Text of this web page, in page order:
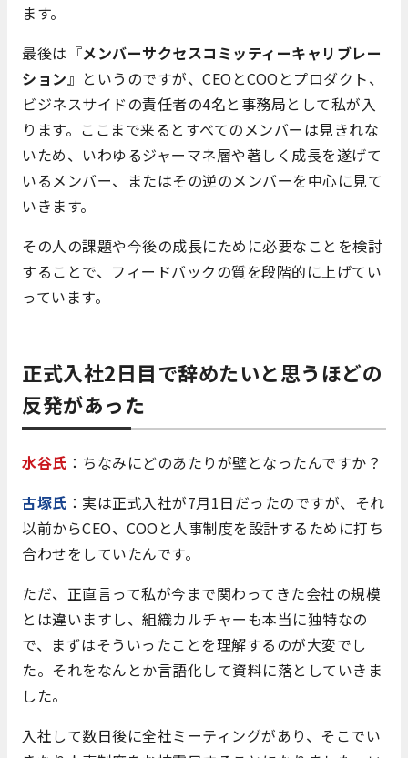
ます。
最後は『メンバーサクセスコミッティーキャリブレー
ション』というのですが、CEOとCOOとプロダクト、
ビジネスサイドの責任者の4名と事務局として私が入
ります。ここまで来るとすべてのメンバーは見きれな
いため、いわゆるジャーマネ層や著しく成長を遂げて
いるメンバー、またはその逆のメンバーを中心に見て
いきます。
その人の課題や今後の成長にために必要なことを検討
することで、フィードバックの質を段階的に上げてい
っています。
正式入社2日目で辞めたいと思うほどの
反発があった
水谷氏 ：ちなみにどのあたりが壁となったんですか？
古塚氏 ：実は正式入社が7月1日だったのですが、それ
以前からCEO、COOと人事制度を設計するために打ち
合わせをしていたんです。
ただ、正直言って私が今まで関わってきた会社の規模
とは違いますし、組織カルチャーも本当に独特なの
で、まずはそういったことを理解するのが大変でし
た。それをなんとか言語化して資料に落としていきま
した。
入社して数日後に全社ミーティングがあり、そこでい